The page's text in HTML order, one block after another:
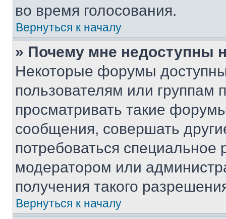
во время голосования.
Вернуться к началу
» Почему мне недоступны
Некоторые форумы
пользователям или группам
просматривать такие
сообщения, совершать
потребоваться
модератором или
получения такого
Вернуться к началу